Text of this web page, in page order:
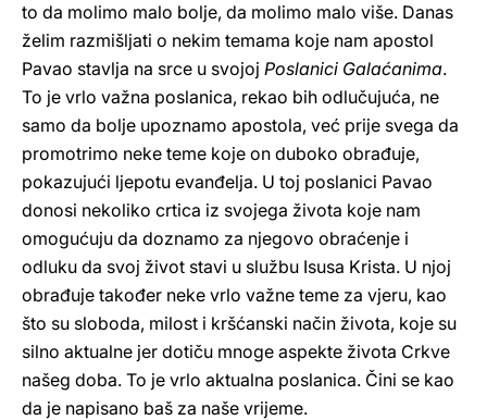
to da molimo malo bolje, da molimo malo više. Danas
želim razmišljati o nekim temama koje nam apostol
Pavao stavlja na srce u svojoj Poslanici Galaćanima.
To je vrlo važna poslanica, rekao bih odlučujuća, ne
samo da bolje upoznamo apostola, već prije svega da
promotrimo neke teme koje on duboko obrađuje,
pokazujući ljepotu evanđelja. U toj poslanici Pavao
donosi nekoliko crtica iz svojega života koje nam
omogućuju da doznamo za njegovo obraćenje i
odluku da svoj život stavi u službu Isusa Krista. U njoj
obrađuje također neke vrlo važne teme za vjeru, kao
što su sloboda, milost i kršćanski način života, koje su
silno aktualne jer dotiču mnoge aspekte života Crkve
našeg doba. To je vrlo aktualna poslanica. Čini se kao
da je napisano baš za naše vrijeme.